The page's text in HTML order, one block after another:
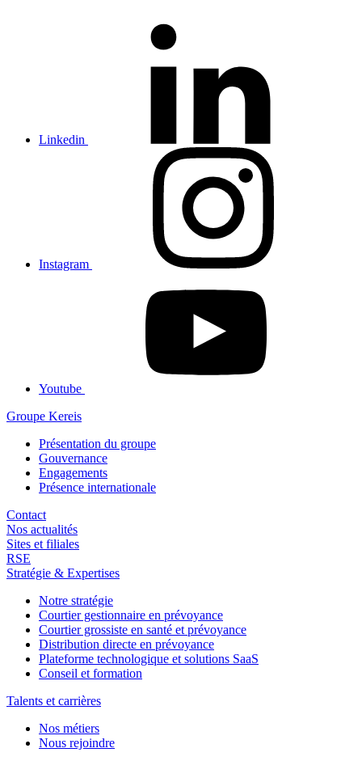
Linkedin
Instagram
Youtube
Groupe Kereis
Présentation du groupe
Gouvernance
Engagements
Présence internationale
Contact
Nos actualités
Sites et filiales
RSE
Stratégie & Expertises
Notre stratégie
Courtier gestionnaire en prévoyance
Courtier grossiste en santé et prévoyance
Distribution directe en prévoyance
Plateforme technologique et solutions SaaS
Conseil et formation
Talents et carrières
Nos métiers
Nous rejoindre